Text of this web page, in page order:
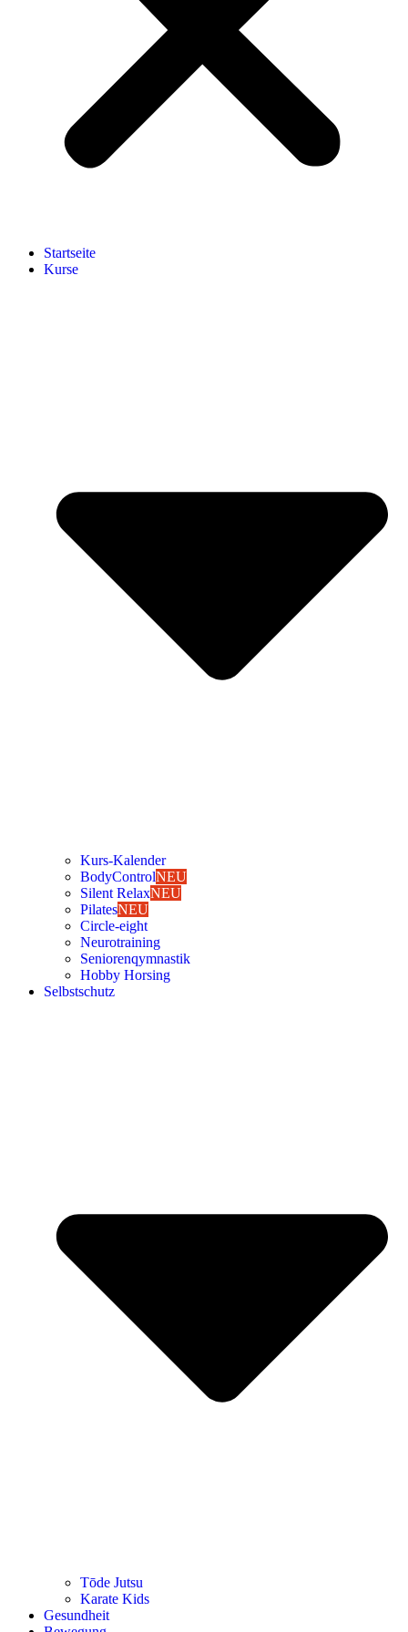
Start­sei­te
Kur­se
Kurs-Kalen­­der
Body­Con­trolNEU
Silent RelaxNEU
Pila­tesNEU
Cir­cle-eight
Neu­ro­trai­ning
Senio­ren­qym­nas­tik
Hob­by Hor­sing
Selbst­schutz
Tōde Jutsu
Kara­te Kids
Gesund­heit